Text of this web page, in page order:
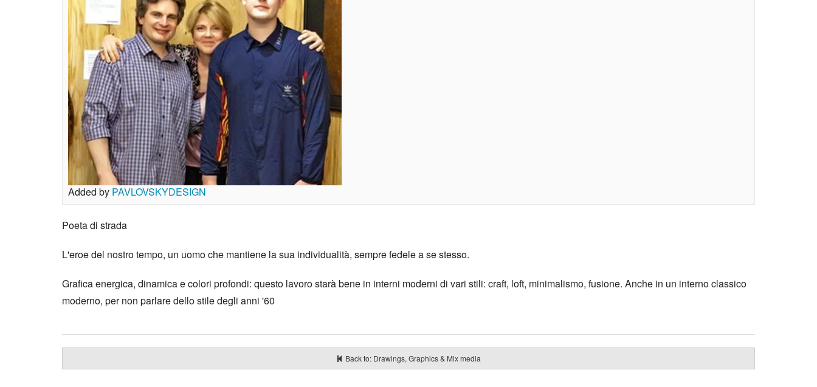
Added by PAVLOVSKYDESIGN
Poeta di strada
L'eroe del nostro tempo, un uomo che mantiene la sua individualità, sempre fedele a se stesso.
Grafica energica, dinamica e colori profondi: questo lavoro starà bene in interni moderni di vari stili: craft, loft, minimalismo, fusione. Anche in un interno classico
moderno, per non parlare dello stile degli anni '60
Back to: Drawings, Graphics & Mix media